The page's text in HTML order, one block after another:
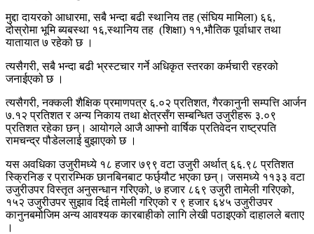
मुद्दा दायरको आधारमा, सबै भन्दा बढी स्थानिय तह (संघिय मामिला) ६६,
दोस्रोमा भूमि ब्यबस्था १६,स्थानिय तह (शिक्षा) ११,भौतिक पूर्वाधार तथा
यातायात ७ रहेको छ ।
त्यसैगरी, सबै भन्दा बढी भ्रस्टचार गर्ने अधिकृत स्तरका कर्मचारी रहरको
जनाईएको छ ।
त्यसैगरी, नक्कली शैक्षिक प्रमाणपत्र ६.०२ प्रतिशत, गैरकानुनी सम्पत्ति आर्जन
७.१२ प्रतिशत र अन्य निकाय तथा क्षेत्रसँग सम्बन्धित उजुरीहरू ३.०९
प्रतिशत रहेका छन्। आयोगले आजै आफ्नो वार्षिक प्रतिवेदन राष्ट्रपति
रामचन्द्र पौडेललाई बुझाएको छ ।
यस अवधिका उजुरीमध्ये १८ हजार ७९९ वटा उजुरी अर्थात् ६६.९८ प्रतिशत
स्क्रिनिङ र प्रारम्भिक छानबिनबाट फर्छ्यौट भएका छन्। जसमध्ये ११३३ वटा
उजुरीउपर विस्तृत अनुसन्धान गरिएको, ७ हजार ८६९ उजुरी तामेली गरिएको,
१५२ उजुरीउपर सुझाव दिई तामेली गरिएको र ९ हजार ६४५ उजुरीउपर
कानुनबमोजिम अन्य आवश्यक कारबाहीको लागि लेखी पठाइएको दाहालले बताए
।